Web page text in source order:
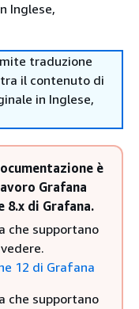
Inglese,
traduzione
il contenuto di
in Inglese,
è
Grafana
8.x di Grafana.
che supportano
12 di Grafana
che supportano